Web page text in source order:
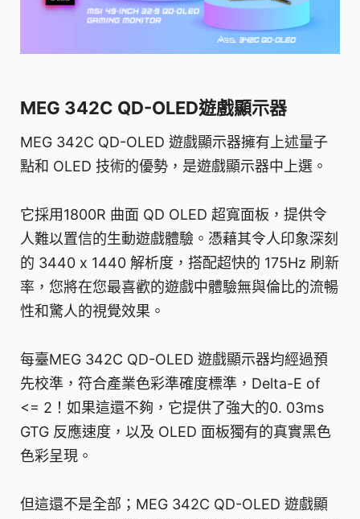
MEG 342C QD-OLED遊戲顯示器
MEG 342C QD-OLED 遊戲顯示器擁有上述量子
點和 OLED 技術的優勢，是遊戲顯示器中上選。
它採用1800R 曲面 QD OLED 超寬面板，提供令
人難以置信的生動遊戲體驗。憑藉其令人印象深刻
的 3440 x 1440 解析度，搭配超快的 175Hz 刷新
率，您將在您最喜歡的遊戲中體驗無與倫比的流暢
性和驚人的視覺效果。
每臺MEG 342C QD-OLED 遊戲顯示器均經過預
先校準，符合產業色彩準確度標準，Delta-E of
<= 2！如果這還不夠，它提供了強大的0. 03ms
GTG 反應速度，以及 OLED 面板獨有的真實黑色
色彩呈現。
但這還不是全部；MEG 342C QD-OLED 遊戲顯